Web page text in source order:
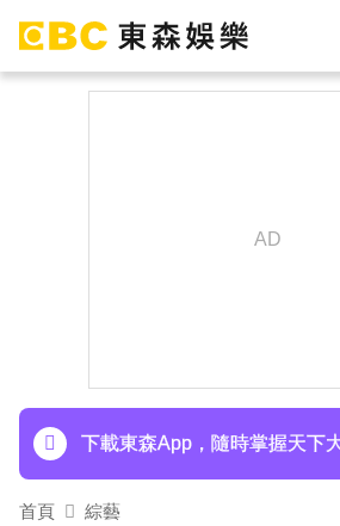
下載東森App，隨時掌握天下
埃及知名女星涉販毒！ 遭「判
首頁 綜藝